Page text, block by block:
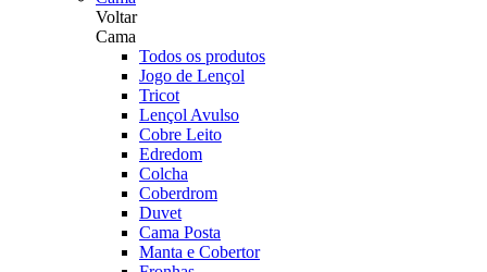
Voltar
Cama
Todos os produtos
Jogo de Lençol
Tricot
Lençol Avulso
Cobre Leito
Edredom
Colcha
Coberdrom
Duvet
Cama Posta
Manta e Cobertor